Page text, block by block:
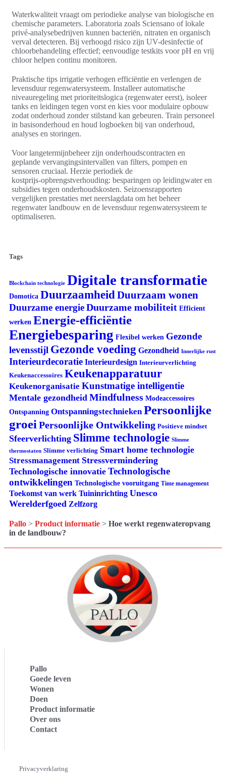
Waterkwaliteit vraagt om periodieke analyse van biologische en
chemische parameters. Laboratoria zoals Sciensano of lokale
privé-analysebedrijven kunnen bacteriën, nitraten en organisch
verval detecteren. Bij verhoogd risico zijn UV-desinfectie of
chloorbehandeling effectief; eenvoudige testkits voor pH en vrij
chloor helpen continu monitoren.
Praktische tips irrigatie verhogen efficiëntie en verlengen de
levensduur regenwatersysteem. Installeer automatische
niveauregeling met prioriteitslogica (regenwater eerst), isoleer
tanks en leidingen tegen vorst en kies voor modulaire opbouw
zodat onderhoud zonder stilstand kan gebeuren. Train personeel
in basisonderhoud en houd logboeken bij van onderhoud,
analyses en storingen.
Voor langetermijnbeheer zijn onderhoudscontracten en
geplande vervangingsintervallen van filters, pompen en
sensoren cruciaal. Herzie periodiek de
kostprijs‑opbrengstverhouding: besparingen op leidingwater en
subsidies tegen onderhoudskosten. Seizoensrapporten
vergelijken prestaties met neerslagdata om het beheer
regenwater landbouw en de levensduur regenwatersysteem te
optimaliseren.
Tags
Blockchain technologie Digitale transformatie
Domotica DuurzaamheidDuurzaam wonen
Duurzame energieDuurzame mobiliteit Efficient
werken Energie-efficiëntie
Energiebesparing Flexibel werken Gezonde
levensstijl Gezonde voeding Gezondheid Innerlijke rust
Interieurdecoratie Interieurdesign Interieurverlichting
Keukenaccessoires Keukenapparatuur
Keukenorganisatie Kunstmatige intelligentie
Mentale gezondheid Mindfulness Modeaccessoires
Ontspanning Ontspanningstechnieken Persoonlijke
groei Persoonlijke Ontwikkeling Positieve mindset
Sfeerverlichting Slimme technologie Slimme
thermostaten Slimme verlichting Smart home technologie
Stressmanagement Stressvermindering
Technologische innovatie Technologische
ontwikkelingen Technologische vooruitgang Time management
Toekomst van werk Tuininrichting Unesco
Werelderfgoed Zelfzorg
Pallo > Product informatie > Hoe werkt regenwateropvang
in de landbouw?
Pallo
Goede leven
Wonen
Doen
Product informatie
Over ons
Contact
Privacyverklaring